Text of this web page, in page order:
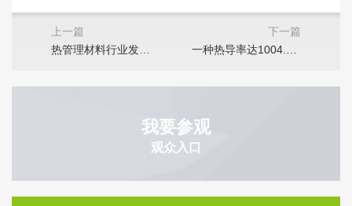
上一篇
下一篇
我要参观
观众入口